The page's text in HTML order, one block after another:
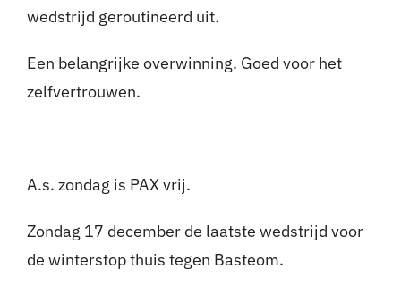
wedstrijd geroutineerd uit.
Een belangrijke overwinning. Goed voor het
zelfvertrouwen.
A.s. zondag is PAX vrij.
Zondag 17 december de laatste wedstrijd voor
de winterstop thuis tegen Basteom.